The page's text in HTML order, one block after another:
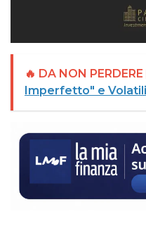
🔥 DA NON
Imperfetto" e